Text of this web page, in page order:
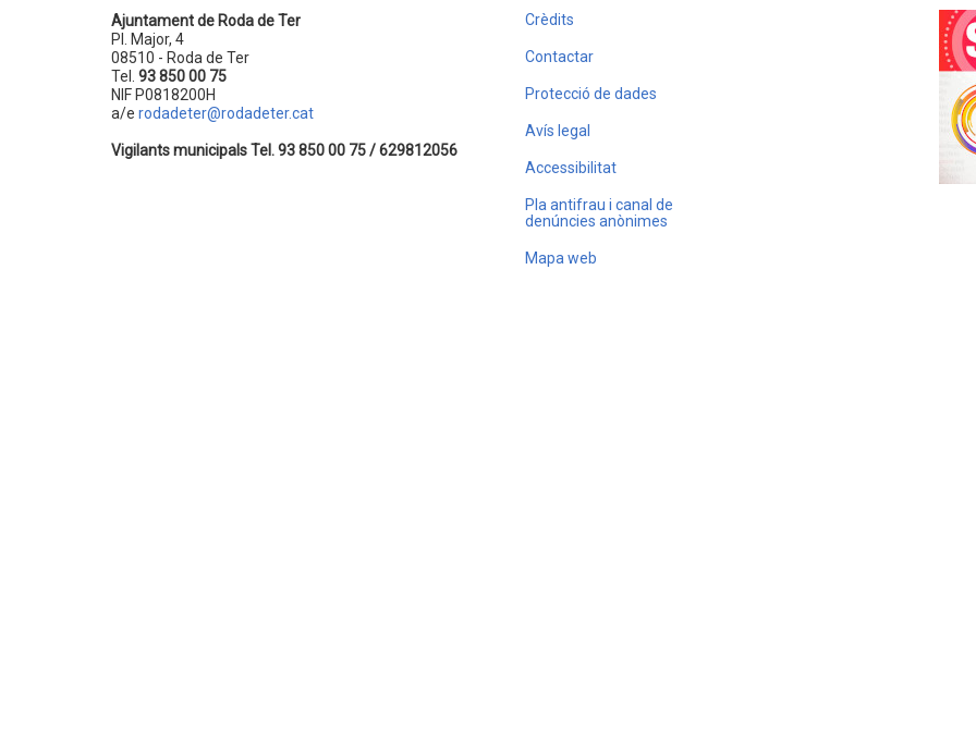
Ajuntament de Roda de Ter
Pl. Major, 4
08510 - Roda de Ter
Tel. 93 850 00 75
NIF P0818200H
a/e rodadeter@rodadeter.cat
Vigilants municipals Tel. 93 850 00 75 / 629812056
Crèdits
Contactar
Protecció de dades
Avís legal
Accessibilitat
Pla antifrau i canal de
denúncies anònimes
Mapa web